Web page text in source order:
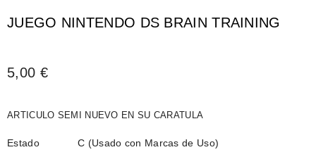
JUEGO NINTENDO DS BRAIN TRAINING
5,00 €
ARTICULO SEMI NUEVO EN SU CARATULA
Estado C (Usado con Marcas de Uso)